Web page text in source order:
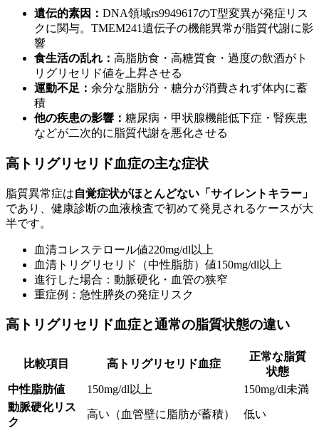
遺伝的素因： DNA領域rs9949617のT型変異が発症リス
クに関与。TMEM241遺伝子の機能異常が脂質代謝に影
響
食生活の乱れ： 高脂肪食・高糖質食・過度の飲酒がト
リグリセリド値を上昇させる
運動不足： 余分な脂肪分・糖分が消費されず体内に蓄
積
他の疾患の影響： 糖尿病・甲状腺機能低下症・腎疾患
などが二次的に脂質代謝を悪化させる
高トリグリセリド血症の主な症状
脂質異常症は自覚症状がほとんどない「サイレントキラー」
であり、健康診断の血液検査で初めて発見されるケースが大
半です。
血清コレステロール値220mg/dl以上
血清トリグリセリド（中性脂肪）値150mg/dl以上
進行した場合：動脈硬化・血管の狭窄
重症例：急性膵炎の発症リスク
高トリグリセリド血症と通常の脂質状態の違い
比較項目 高トリグリセリド血症
正常な脂質
状態
中性脂肪値
150mg/dl以上
150mg/dl未満
動脈硬化リス
ク
高い（血管壁に脂肪が蓄積） 低い